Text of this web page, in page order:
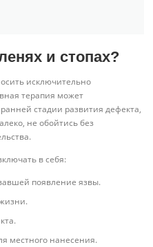
и стопах?
исключительно
терапия может
стадии развития дефекта,
не обойтись без
в себя:
появление язвы.
местного нанесения.